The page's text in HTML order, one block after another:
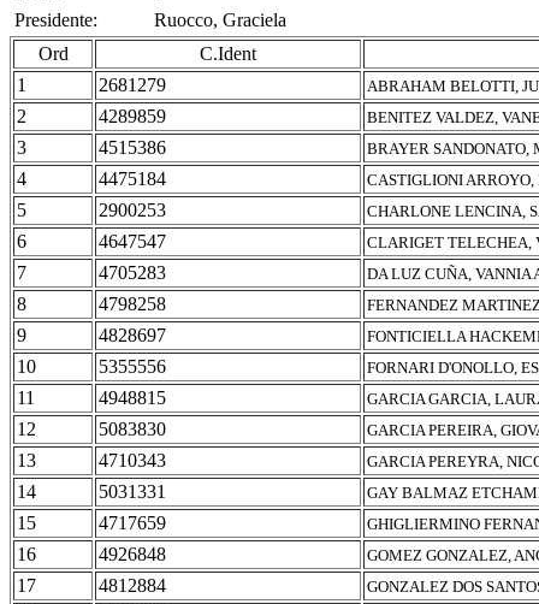
Presidente:
Ruocco, Graciela
Ord
C.Ident
1
2681279 ABRAHAM BELOTTI,
2 4289859 BENITEZ VALDEZ,
3 4515386 BRAYER SANDONATO,
4 4475184 CASTIGLIONI
5 2900253 CHARLONE LENCINA,
6 4647547 CLARIGET TELECHEA,
7 4705283 DA LUZ CUÑA, VANNIA
8 4798258 FERNANDEZ
9 4828697 FONTICIELLA
10 5355556 FORNARI D'ONOLLO,
11 4948815 GARCIA GARCIA,
12 5083830 GARCIA PEREIRA,
13 4710343 GARCIA PEREYRA,
14 5031331 GAY BALMAZ
15 4717659 GHIGLIERMINO
16 4926848 GOMEZ GONZALEZ,
17 4812884 GONZALEZ DOS